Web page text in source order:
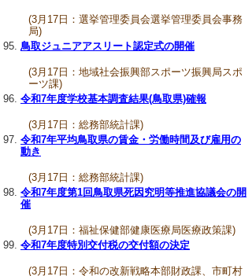
(3月17日：選挙管理委員会選挙管理委員会事務
局)
鳥取ジュニアアスリート認定式の開催
(3月17日：地域社会振興部スポーツ振興局スポ
ーツ課)
令和7年度学校基本調査結果(鳥取県)確報
(3月17日：総務部統計課)
令和7年平均鳥取県の賃金・労働時間及び雇用の
動き
(3月17日：総務部統計課)
令和7年度第1回鳥取県死因究明等推進協議会の開
催
(3月17日：福祉保健部健康医療局医療政策課)
令和7年度特別交付税の交付額の決定
(3月17日：令和の改新戦略本部財政課、市町村